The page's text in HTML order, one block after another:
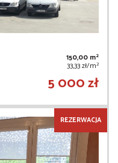
150,00 m2
33,33 zł/m2
5 000 zł
REZERWACJA